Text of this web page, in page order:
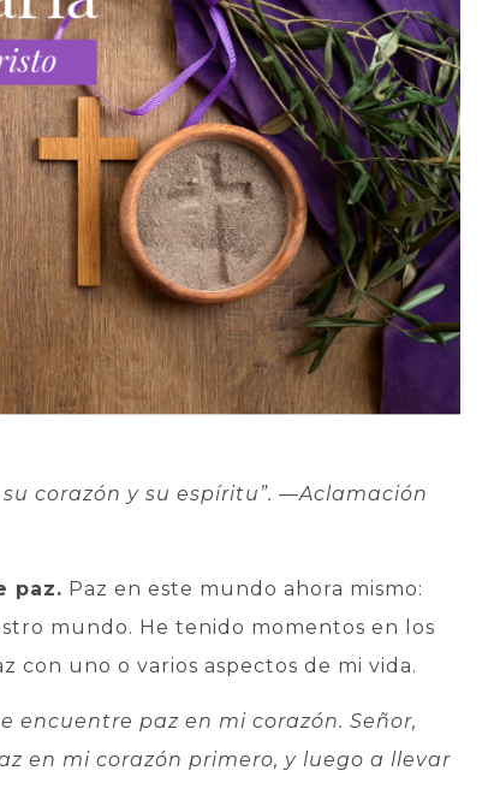
corazón y su espíritu”. —Aclamación
paz. Paz en este mundo ahora mismo:
mundo. He tenido momentos en los
con uno o varios aspectos de mi vida.
encuentre paz en mi corazón. Señor,
en mi corazón primero, y luego a llevar